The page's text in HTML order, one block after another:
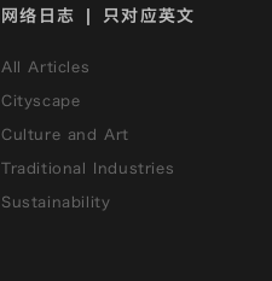
网络日志 | 只对应英文
All Articles
Cityscape
Culture and Art
Traditional Industries
Sustainability